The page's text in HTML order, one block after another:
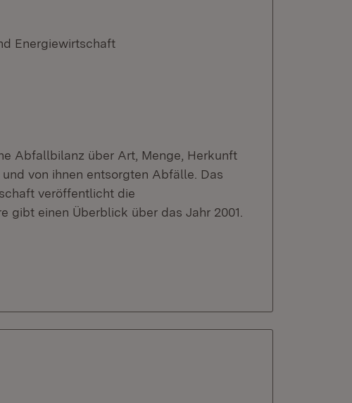
Energiewirtschaft
Abfallbilanz über Art, Menge, Herkunft
von ihnen entsorgten Abfälle. Das
veröffentlicht die
gibt einen Überblick über das Jahr 2001.